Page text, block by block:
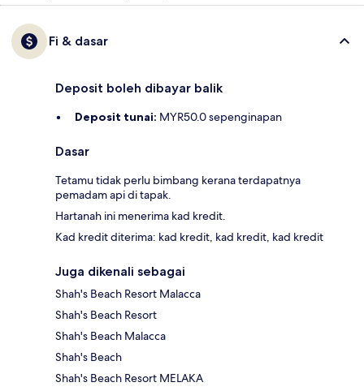
Fi & dasar
Deposit boleh dibayar balik
Deposit tunai: MYR50.0 sepenginapan
Dasar
Tetamu tidak perlu bimbang kerana terdapatnya
pemadam api di tapak.
Hartanah ini menerima kad kredit.
Kad kredit diterima: kad kredit, kad kredit, kad kredit
Juga dikenali sebagai
Shah's Beach Resort Malacca
Shah's Beach Resort
Shah's Beach Malacca
Shah's Beach
Shah's Beach Resort MELAKA